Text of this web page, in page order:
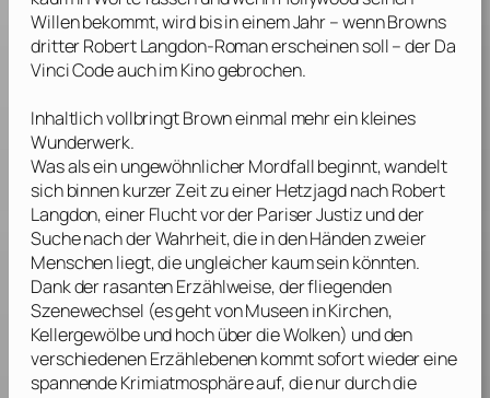
Willen bekommt, wird bis in einem Jahr – wennBrowns
dritter Robert Langdon-Roman erscheinen soll – derDa
VinciCode auch im Kino gebrochen.
Inhaltlich vollbringtBrowneinmal mehr ein kleines
Wunderwerk.
Was als ein ungewöhnlicher Mordfall beginnt, wandelt
sich binnen kurzer Zeit zu einer Hetzjagd nach Robert
Langdon, einer Flucht vor der Pariser Justiz und der
Suche nach der Wahrheit, die in den Händen zweier
Menschen liegt, die ungleicher kaum sein könnten.
Dank der rasanten Erzählweise, der fliegenden
Szenewechsel (es geht von Museen in Kirchen,
Kellergewölbe und hoch über die Wolken) und den
verschiedenen Erzählebenen kommt sofort wieder eine
spannende Krimiatmosphäre auf, die nur durch die